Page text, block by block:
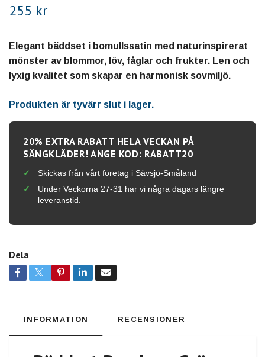
255 kr
Elegant bäddset i bomullssatin med naturinspirerat
mönster av blommor, löv, fåglar och frukter. Len och
lyxig kvalitet som skapar en harmonisk sovmiljö.
Produkten är tyvärr slut i lager.
20% EXTRA RABATT HELA VECKAN PÅ
SÄNGKLÄDER! ANGE KOD: RABATT20
Skickas från vårt företag i Sävsjö-Småland
Under Veckorna 27-31 har vi några dagars längre
leveranstid.
Dela
INFORMATION RECENSIONER